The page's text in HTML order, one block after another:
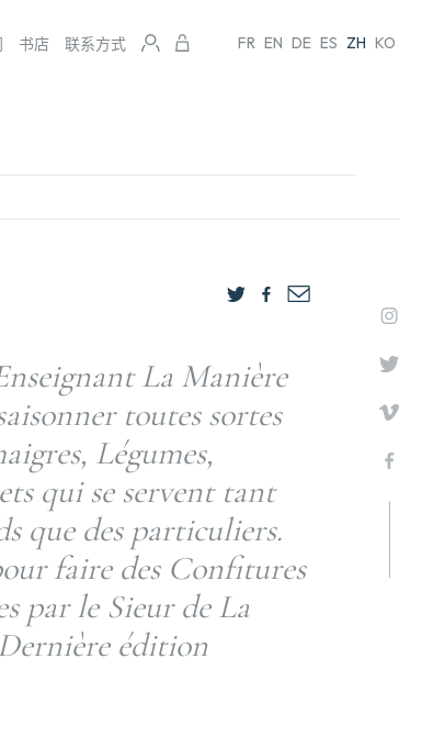
书店 联系方式 FR EN DE ES ZH KO
La Manière
toutes sortes
Légumes,
qui se servent tant
que des particuliers.
faire des Confitures
par le Sieur de La
édition